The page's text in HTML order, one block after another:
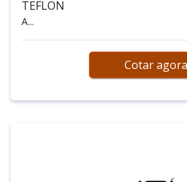
TEFLON
A...
Cotar agora